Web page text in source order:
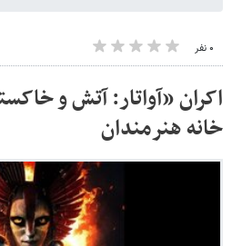
۰ نفر
اکران «آواتار: آتش و
خانه هنرمندان